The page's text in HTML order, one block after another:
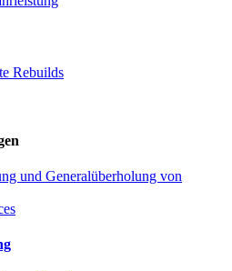
Rebuilds
und Generalüberholung von